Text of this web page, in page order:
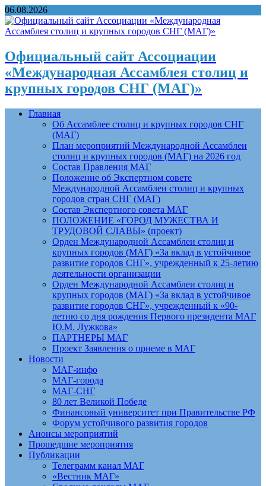
06.08.2026
Официальный сайт Ассоциации
«Международная Ассамблея столиц и
крупных городов СНГ (МАГ)»
Главная
Об Ассамблее столиц и крупных городов СНГ
(МАГ)
План мероприятий Международной Ассамблеи
столиц и крупных городов (МАГ) на 2026 год
Состав Правления МАГ
Положение об Экспертном совете
Международной Ассамблеи столиц и крупных
городов стран СНГ (МАГ)
Состав Экспертного совета МАГ
ПОЛОЖЕНИЕ «ГОРОД МУЖЕСТВА И
ТРУДОВОЙ СЛАВЫ» (проект)
Орден Международной Ассамблеи столиц и
крупных городов (МАГ) «За вклад в устойчивое
развитие городов СНГ», учрежденный к 25-летию
деятельности организации
Орден Международной Ассамблеи столиц и
крупных городов (МАГ) «За вклад в устойчивое
развитие городов СНГ», учрежденный к «90-
летию со дня рождения Первого президента МАГ
Ю.М. Лужкова»
ПАРТНЕРЫ МАГ
Проект Заявления о приеме в МАГ
Новости
МАГ-инфо
МАГ-города
МАГ-СНГ
80 лет Великой Победе
Финансовый университет при Правительстве РФ
Форум устойчивого развития городов
Анонсы мероприятий
Прошедшие мероприятия
Публикации
Телеграмм канал МАГ
«Вестник МАГ»